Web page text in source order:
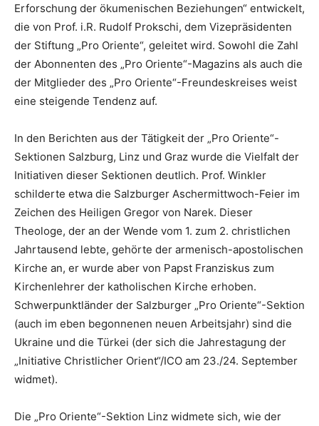
Erforschung der ökumenischen Beziehungen“ entwickelt,
die von Prof. i.R. Rudolf Prokschi, dem Vizepräsidenten
der Stiftung „Pro Oriente“, geleitet wird. Sowohl die Zahl
der Abonnenten des „Pro Oriente“-Magazins als auch die
der Mitglieder des „Pro Oriente“-Freundeskreises weist
eine steigende Tendenz auf.
In den Berichten aus der Tätigkeit der „Pro Oriente“-
Sektionen Salzburg, Linz und Graz wurde die Vielfalt der
Initiativen dieser Sektionen deutlich. Prof. Winkler
schilderte etwa die Salzburger Aschermittwoch-Feier im
Zeichen des Heiligen Gregor von Narek. Dieser
Theologe, der an der Wende vom 1. zum 2. christlichen
Jahrtausend lebte, gehörte der armenisch-apostolischen
Kirche an, er wurde aber von Papst Franziskus zum
Kirchenlehrer der katholischen Kirche erhoben.
Schwerpunktländer der Salzburger „Pro Oriente“-Sektion
(auch im eben begonnenen neuen Arbeitsjahr) sind die
Ukraine und die Türkei (der sich die Jahrestagung der
„Initiative Christlicher Orient“/ICO am 23./24. September
widmet).
Die „Pro Oriente“-Sektion Linz widmete sich, wie der